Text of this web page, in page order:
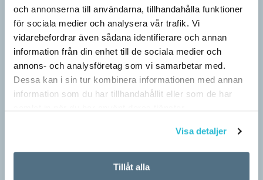
och annonserna till användarna, tillhandahålla funktioner
för sociala medier och analysera vår trafik. Vi
vidarebefordrar även sådana identifierare och annan
information från din enhet till de sociala medier och
annons- och analysföretag som vi samarbetar med.
Dessa kan i sin tur kombinera informationen med annan
information som du har tillhandahållit eller som de har
Visa detaljer
Tillåt alla
Särskolan byter namn
SPRÅKBLOGGEN
Grundsärskola byter namn till anpassad grundskola och
gymnasiesärskolan till anpassad gymnasieskola. En som har
stor del i att detta namnbyte sker är artonåriga Leo Lust…